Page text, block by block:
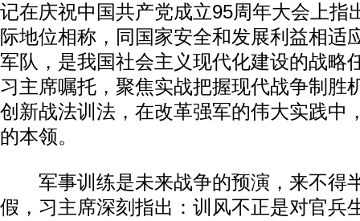
记在庆祝中国共产党成立95周年大会上指
际地位相称，同国家安全和发展利益相适
军队，是我国社会主义现代化建设的战略
习主席嘱托，聚焦实战把握现代战争制胜
创新战法训法，在改革强军的伟大实践中
的本领。
军事训练是未来战争的预演，来不得
假，习主席深刻指出：训风不正是对官兵